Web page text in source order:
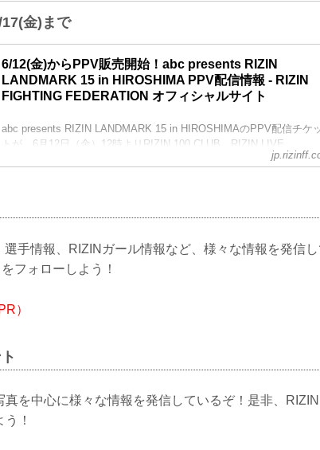
にてご案内します。
バス：「紙屋町」又は「バスセンター」下車
路面電車：「紙屋町西」又は「原爆ドーム前」下車
アストラムライン：「県庁前」下車（西2出口＜基町クレド側＞）
≫ Googleマップで見る
!1m18...
金)まで
6/12(金)からPPV販売開始！abc presents RIZIN
LANDMARK 15 in HIROSHIMA PPV配信情報 - RIZIN
FIGHTING FEDERATION オフィシャルサイト
abc presents RIZIN LANDMARK 15 in HIROSHIMAのPPV配信チケ
トが、6月12日（金）12時よりRIZIN 100 CLUB、RIZIN LIVE、
ABEMA、U-NEXTにて販売がスタート！（※スカパー！は6/26(金)
会場に来られない方、また会場にも行くが実況・解説ありで試合を
手情報、RIZINガール情報など、様々な情報を発信
フォローしよう！
）
を中心に様々な情報を発信しているぞ！是非、
！